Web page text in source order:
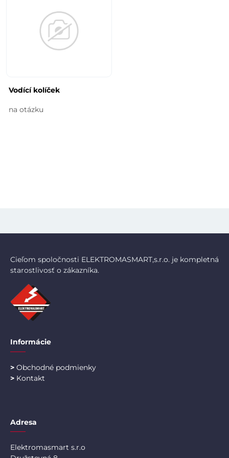
Vodící kolíček
na otázku
Cieľom spoločnosti ELEKTROMASMART,s.r.o. je kompletná
starostlivosť o zákazníka.
Informácie
> Obchodné podmienky
> Kontakt
Adresa
Elektromasmart s.r.o